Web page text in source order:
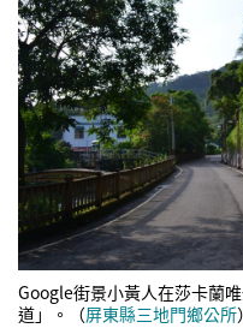
Google街景小黃人在莎卡蘭
道」。（屏東縣三地門鄉公所）